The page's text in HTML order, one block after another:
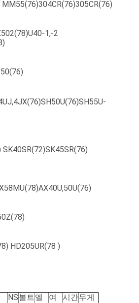
1,-2
HD205UR(78 )
NS볼트엘 여 시간무게